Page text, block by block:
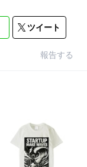
ツイート
報告する